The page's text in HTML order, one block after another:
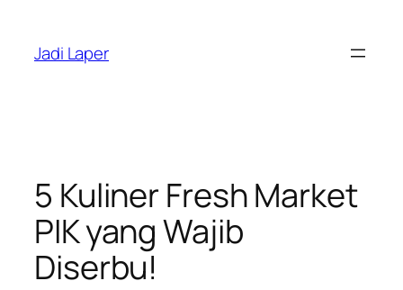
content
Jadi Laper
5 Kuliner Fresh Market
PIK yang Wajib
Diserbu!